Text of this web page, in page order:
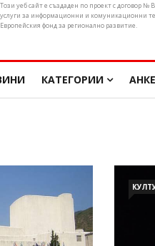
Този уеб сайт е създаден по проект с договор №
услуги за информационни и комуникационни
Европейския фонд за регионално развитие.
КАТЕГОРИИ